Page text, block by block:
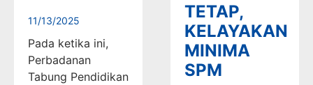
11/13/2025
Pada ketika ini,
Perbadanan
Tabung Pendidikan
TETAP,
KELAYAKAN
MINIMA
SPM